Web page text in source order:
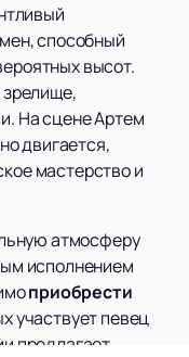
способный
высот.
зрелище,
На сцене Артем
двигается,
мастерство и
атмосферу
исполнением
приобрести
участвует певец
предлагает